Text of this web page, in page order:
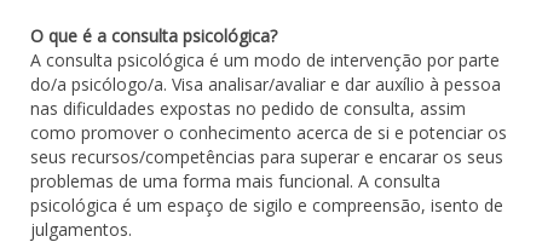
O que é a consulta psicológica?
A consulta psicológica é um modo de intervenção por parte
do/a psicólogo/a. Visa analisar/avaliar e dar auxílio à pessoa
nas dificuldades expostas no pedido de consulta, assim
como promover o conhecimento acerca de si e potenciar os
seus recursos/competências para superar e encarar os seus
problemas de uma forma mais funcional. A consulta
psicológica é um espaço de sigilo e compreensão, isento de
julgamentos.